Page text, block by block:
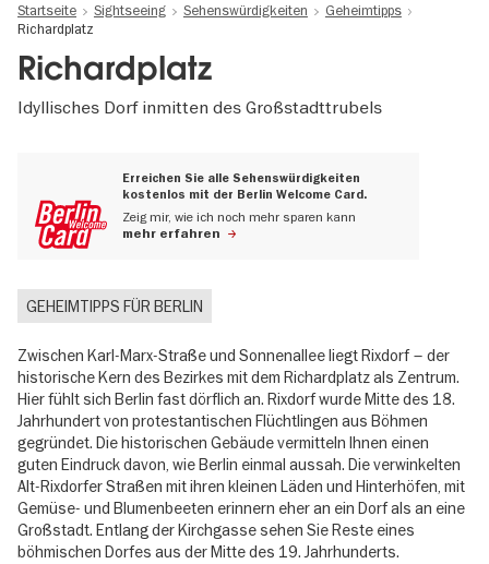
Startseite Sightseeing Sehenswürdigkeiten
Geheimtipps
Richardplatz
Richardplatz
Idyllisches Dorf inmitten des Großstadttrubels
Erreichen Sie alle Sehenswürdigkeiten
kostenlos mit der Berlin Welcome Card.
Zeig mir, wie ich noch mehr sparen kann
mehr erfahren
GEHEIMTIPPS FÜR BERLIN
Zwischen Karl-Marx-Straße und Sonnenallee liegt Rixdorf – der
historische Kern des Bezirkes mit dem Richardplatz als Zentrum.
Hier fühlt sich Berlin fast dörflich an. Rixdorf wurde Mitte des 18.
Jahrhundert von protestantischen Flüchtlingen aus Böhmen
gegründet. Die historischen Gebäude vermitteln Ihnen einen
guten Eindruck davon, wie Berlin einmal aussah. Die verwinkelten
Alt-Rixdorfer Straßen mit ihren kleinen Läden und Hinterhöfen, mit
Gemüse- und Blumenbeeten erinnern eher an ein Dorf als an eine
Großstadt. Entlang der Kirchgasse sehen Sie Reste eines
böhmischen Dorfes aus der Mitte des 19. Jahrhunderts.